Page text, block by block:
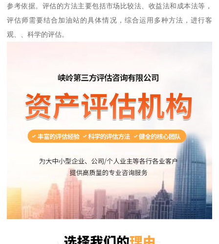
参考依据。评估的方法主要包括市场比较法、收益法和成本法等，
评估师需要结合加油站的具体情况，综合运用多种方法，进行客
观、、科学的评估。